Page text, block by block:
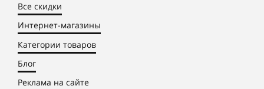
Все скидки
Интернет-магазины
Категории товаров
Блог
Реклама на сайте